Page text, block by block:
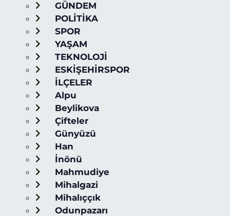
GÜNDEM
POLİTİKA
SPOR
YAŞAM
TEKNOLOJİ
ESKİŞEHİRSPOR
İLÇELER
Alpu
Beylikova
Çifteler
Günyüzü
Han
İnönü
Mahmudiye
Mihalgazi
Mihalıççık
Odunpazarı